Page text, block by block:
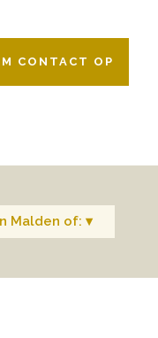
CONTACT OP
Malden of: ▾